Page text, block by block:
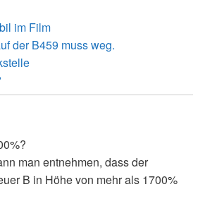
im Film
der B459 muss weg.
man entnehmen, dass der
B in Höhe von mehr als 1700%